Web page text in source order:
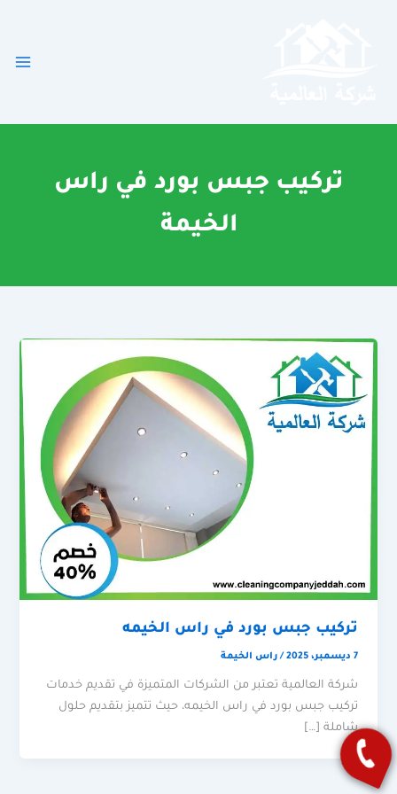
تركيب جبس بورد في راس
الخيمة
تركيب جبس بورد في راس الخيمه
7 ديسمبر، 2025 /راس الخيمة
شركة العالمية تعتبر من الشركات المتميزة في تقديم خدمات
تركيب جبس بورد في راس الخيمه، حيث تتميز بتقديم حلول
شاملة […]